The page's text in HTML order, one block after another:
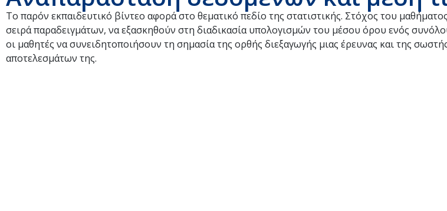
Το παρόν εκπαιδευτικό βίντεο αφορά στο θεματικό πεδίο της στατιστικής. Στόχος του
σειρά παραδειγμάτων, να εξασκηθούν στη διαδικασία υπολογισμών του μέσου όρου ενός
οι μαθητές να συνειδητοποιήσουν τη σημασία της ορθής διεξαγωγής μιας έρευνας και της
αποτελεσμάτων της.